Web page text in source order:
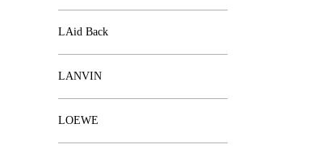
LAid Back
LANVIN
LOEWE